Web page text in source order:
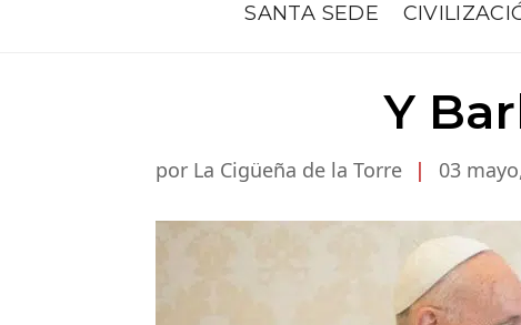
SANTA SEDE
Y
por La Cigüeña de la Torre | 03